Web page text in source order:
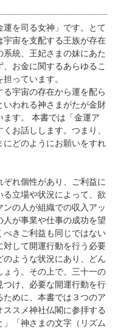
運を司る女神」です。とて
宇宙を支配する王族が存在
統、王妃さまの妹にあた
お金に関するあらゆるこ
っています。
宇宙の存在から運を配ら
われる神さまがたが金財
す。 本書では「金運ア
お話しします。つまり、
どのようにお願いをすれ
れ個性があり、ご利益に
立場や状況によって、欲
の人が組織での収入アッ
が事業や仕事の成功を望
きご利益も同じではない
対して開運行動を行う必要
ような状況にあり、どん
ょう。その上で、三十一の
け、必要な開運行動を行
めに、本書では３つのア
スメ神社仏閣に参拝する
「神さまの文字（リズム